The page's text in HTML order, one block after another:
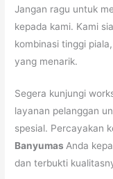
Jangan ragu untuk
kepada kami. Kami
kombinasi tinggi
yang menarik.
Segera kunjungi
layanan pelanggan
spesial. Percayakan
BanyumasAnda
dan terbukti